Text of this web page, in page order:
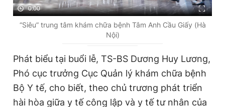
0:00
“Siêu” trung tâm khám chữa bệnh Tâm Anh Cầu Giấy (Hà
Nội)
Phát biểu tại buổi lễ, TS-BS Dương Huy Lương,
Phó cục trưởng Cục Quản lý khám chữa bệnh
Bộ Y tế, cho biết, theo chủ trương phát triển
hài hòa giữa y tế công lập và y tế tư nhân của